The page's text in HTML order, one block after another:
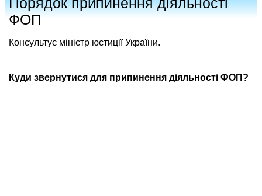
Порядок припинення діяльності
ФОП
Консультує міністр юстиції України.
Куди звернутися для припинення діяльності ФОП?